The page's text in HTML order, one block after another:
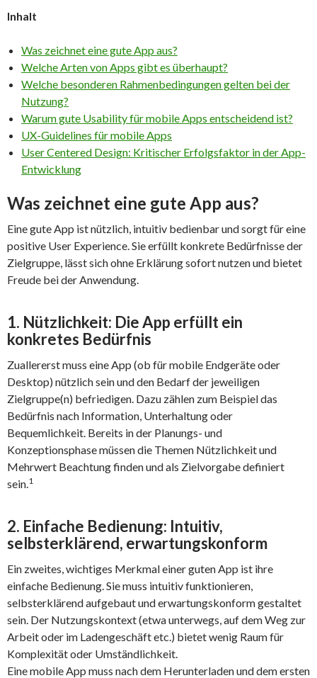
Inhalt
Was zeichnet eine gute App aus?
Welche Arten von Apps gibt es überhaupt?
Welche besonderen Rahmenbedingungen gelten bei der
Nutzung?
Warum gute Usability für mobile Apps entscheidend ist?
UX-Guidelines für mobile Apps
User Centered Design: Kritischer Erfolgsfaktor in der App-
Entwicklung
Was zeichnet eine gute App aus?
Eine gute App ist nützlich, intuitiv bedienbar und sorgt für eine
positive User Experience. Sie erfüllt konkrete Bedürfnisse der
Zielgruppe, lässt sich ohne Erklärung sofort nutzen und bietet
Freude bei der Anwendung.
1. Nützlichkeit: Die App erfüllt ein
konkretes Bedürfnis
Zuallererst muss eine App (ob für mobile Endgeräte oder
Desktop) nützlich sein und den Bedarf der jeweiligen
Zielgruppe(n) befriedigen. Dazu zählen zum Beispiel das
Bedürfnis nach Information, Unterhaltung oder
Bequemlichkeit. Bereits in der Planungs- und
Konzeptionsphase müssen die Themen Nützlichkeit und
Mehrwert Beachtung finden und als Zielvorgabe definiert
sein.1
2. Einfache Bedienung: Intuitiv,
selbsterklärend, erwartungskonform
Ein zweites, wichtiges Merkmal einer guten App ist ihre
einfache Bedienung. Sie muss intuitiv funktionieren,
selbsterklärend aufgebaut und erwartungskonform gestaltet
sein. Der Nutzungskontext (etwa unterwegs, auf dem Weg zur
Arbeit oder im Ladengeschäft etc.) bietet wenig Raum für
Komplexität oder Umständlichkeit.
Eine mobile App muss nach dem Herunterladen und dem ersten